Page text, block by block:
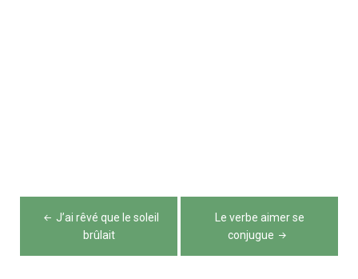
Navigation
J’ai rêvé que le soleil
brûlait
Le verbe aimer se
conjugue